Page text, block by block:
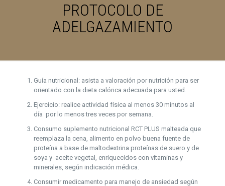
PROTOCOLO DE
ADELGAZAMIENTO
Guía nutricional: asista a valoración por nutrición para ser
orientado con la dieta calórica adecuada para usted.
Ejercicio: realice actividad física al menos 30 minutos al
día por lo menos tres veces por semana.
Consumo suplemento nutricional RCT PLUS malteada que
reemplaza la cena, alimento en polvo buena fuente de
proteína a base de maltodextrina proteínas de suero y de
soya y aceite vegetal, enriquecidos con vitaminas y
minerales, según indicación médica.
Consumir medicamento para manejo de ansiedad según